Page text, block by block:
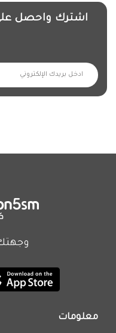
اشترك واحصل
وجهتك
معلومات